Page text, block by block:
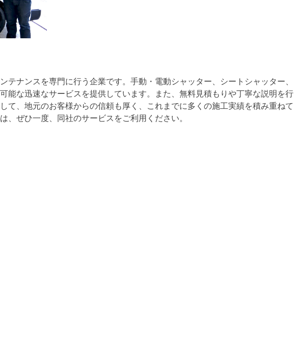
ナンスを専門に行う企業です。手動・電動シャッター、シートシャッター、
能な迅速なサービスを提供しています。また、無料見積もりや丁寧な説明を行
て、地元のお客様からの信頼も厚く、これまでに多くの施工実績を積み重ねて
ぜひ一度、同社のサービスをご利用ください。